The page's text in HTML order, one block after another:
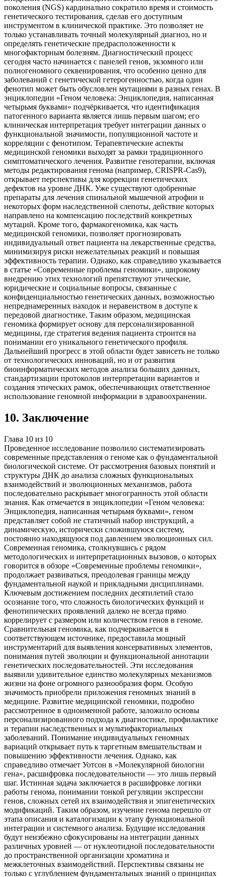
поколения (NGS) кардинально сократило время и стоимость
генетического тестирования, сделав его доступным
инструментом в клинической практике. Это позволяет не
только устанавливать точный молекулярный диагноз, но и
определять генетические предрасположенности к
многофакторным болезням. Диагностический процесс
сегодня часто начинается с панелей генов, экзомного или
полногеномного секвенирования, что особенно ценно для
заболеваний с генетической гетерогенностью, когда один
фенотип может быть обусловлен мутациями в разных генах. В
энциклопедии «Геном человека: Энциклопедия, написанная
четырьмя буквами» подчёркивается, что идентификация
патогенного варианта является лишь первым шагом; его
клиническая интерпретация требует интеграции данных о
функциональной значимости, популяционной частоте и
корреляции с фенотипом. Терапевтические аспекты
медицинской геномики выходят за рамки традиционного
симптоматического лечения. Развитие генотерапии, включая
методы редактирования генома (например, CRISPR-Cas9),
открывает перспективы для коррекции генетических
дефектов на уровне ДНК. Уже существуют одобренные
препараты для лечения спинальной мышечной атрофии и
некоторых форм наследственной слепоты, действие которых
направлено на компенсацию последствий конкретных
мутаций. Кроме того, фармакогеномика, как часть
медицинской геномики, позволяет прогнозировать
индивидуальный ответ пациента на лекарственные средства,
минимизируя риски нежелательных реакций и повышая
эффективность терапии. Однако, как справедливо указывается
в статье «Современные проблемы геномики», широкому
внедрению этих технологий препятствуют этические,
юридические и социальные вопросы, связанные с
конфиденциальностью генетических данных, возможностью
непреднамеренных находок и неравенством в доступе к
передовой диагностике. Таким образом, медицинская
геномика формирует основу для персонализированной
медицины, где стратегия ведения пациента строится на
понимании его уникального генетического профиля.
Дальнейший прогресс в этой области будет зависеть не только
от технологических инноваций, но и от развития
биоинформатических методов анализа больших данных,
стандартизации протоколов интерпретации вариантов и
создания этических рамок, обеспечивающих ответственное
использование геномной информации в здравоохранении.
10. Заключение
Глава 10 из 10
Проведенное исследование позволило систематизировать
современные представления о геноме как о фундаментальной
биологической системе. От рассмотрения базовых понятий и
структуры ДНК до анализа сложных функциональных
взаимодействий и эволюционных механизмов, работа
последовательно раскрывает многогранность этой области
знания. Как отмечается в энциклопедии «Геном человека:
Энциклопедия, написанная четырьмя буквами», геном
представляет собой не статичный набор инструкций, а
динамическую, исторически сложившуюся систему,
постоянно находящуюся под давлением эволюционных сил.
Современная геномика, столкнувшись с рядом
методологических и интерпретационных вызовов, о которых
говорится в обзоре «Современные проблемы геномики»,
продолжает развиваться, преодолевая границы между
фундаментальной наукой и прикладными дисциплинами.
Ключевым достижением последних десятилетий стало
осознание того, что сложность биологических функций и
фенотипических проявлений далеко не всегда прямо
коррелирует с размером или количеством генов в геноме.
Сравнительная геномика, как подчеркивается в
соответствующем источнике, предоставила мощный
инструментарий для выявления консервативных элементов,
понимания путей эволюции и функциональной аннотации
генетических последовательностей. Эти исследования
выявили удивительное единство молекулярных механизмов
жизни на фоне огромного разнообразия форм. Особую
значимость приобрели приложения геномных знаний в
медицине. Развитие медицинской геномики, подробно
рассмотренное в одноименной работе, заложило основы
персонализированного подхода к диагностике, профилактике
и терапии наследственных и мультифакториальных
заболеваний. Понимание индивидуальных геномных
вариаций открывает путь к таргетным вмешательствам и
повышению эффективности лечения. Однако, как
справедливо отмечает Уотсон в «Молекулярной биологии
гена», расшифровка последовательности — это лишь первый
шаг. Истинная задача заключается в расшифровке логики
работы генома, понимании тонкой регуляции экспрессии
генов, сложных сетей их взаимодействия и эпигенетических
модификаций. Таким образом, изучение генома перешло от
этапа описания и каталогизации к этапу функциональной
интеграции и системного анализа. Будущие исследования
будут неизбежно сфокусированы на интеграции данных
различных уровней — от нуклеотидной последовательности
до пространственной организации хроматина и
межклеточных взаимодействий. Перспективы связаны не
только с углублением фундаментальных знаний о принципах